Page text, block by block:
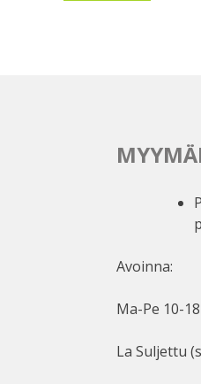
Avoinna:
Ma-Pe 10-18
La Suljettu